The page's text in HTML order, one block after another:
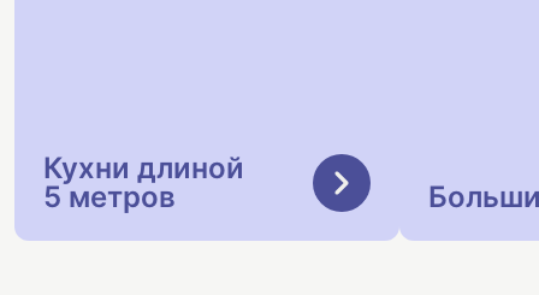
Кухни длиной
5 метров